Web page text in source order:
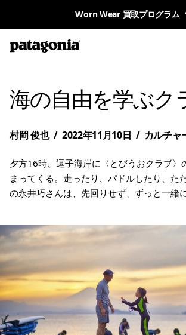
Worn Wear 買取プログラム
海の自由を学ぶク
村岡 俊也 / 2022年11月10日 / カルチャ
夕方16時、逗子海岸に〈とびうおクラブ〉
まってくる。走ったり、パドルしたり、た
の永井巧さんは、先回りせず、ずっと一緒